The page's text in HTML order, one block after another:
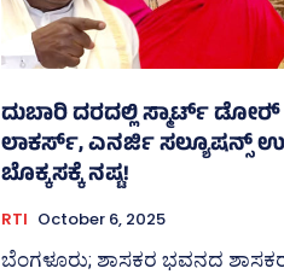
ದುಬಾರಿ ದರದಲ್ಲಿ ಸ್ಮಾರ್ಟ್
ಲಾಕರ್ಸ್‌, ಎನರ್ಜಿ ಸಲ್ಯೂಷನ್ಸ್‌
ಬೊಕ್ಕಸಕ್ಕೆ ನಷ್ಟ!
RTI October 6, 2025
ಬೆಂಗಳೂರು; ಶಾಸಕರ ಭವನದ